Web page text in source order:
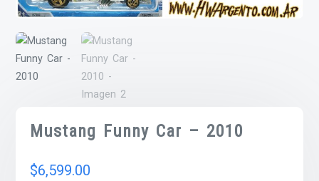
Mustang Funny Car – 2010
$6,599.00